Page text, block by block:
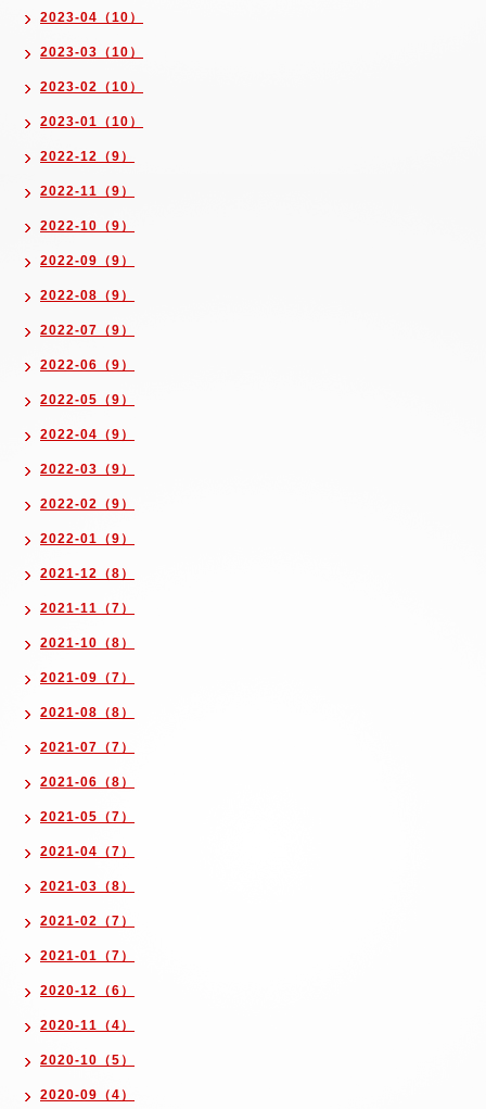
2023-04（10）
2023-03（10）
2023-02（10）
2023-01（10）
2022-12（9）
2022-11（9）
2022-10（9）
2022-09（9）
2022-08（9）
2022-07（9）
2022-06（9）
2022-05（9）
2022-04（9）
2022-03（9）
2022-02（9）
2022-01（9）
2021-12（8）
2021-11（7）
2021-10（8）
2021-09（7）
2021-08（8）
2021-07（7）
2021-06（8）
2021-05（7）
2021-04（7）
2021-03（8）
2021-02（7）
2021-01（7）
2020-12（6）
2020-11（4）
2020-10（5）
2020-09（4）